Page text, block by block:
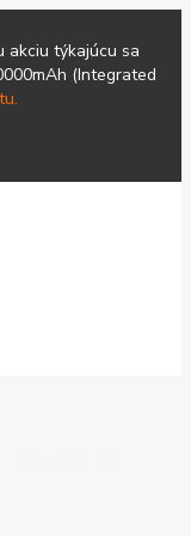
akciu týkajúcu sa
(Integrated